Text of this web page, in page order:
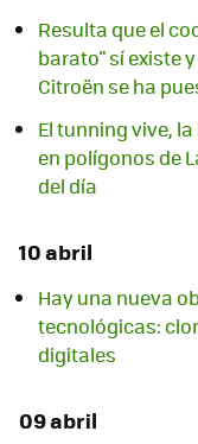
Resulta que el
barato" sí existe
Citroën se ha
El tunning vive,
en polígonos de
del día
10 abril
Hay una nueva
tecnológicas:
digitales
09 abril